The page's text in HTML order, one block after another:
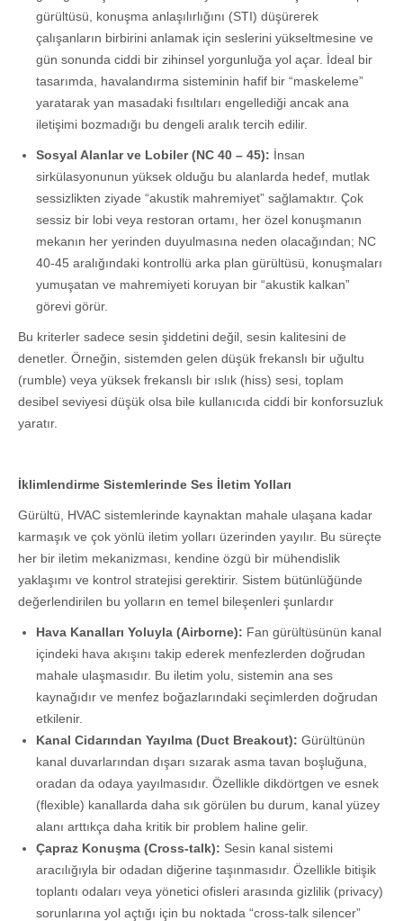
gürültüsü, konuşma anlaşılırlığını (STI) düşürerek
çalışanların birbirini anlamak için seslerini yükseltmesine ve
gün sonunda ciddi bir zihinsel yorgunluğa yol açar. İdeal bir
tasarımda, havalandırma sisteminin hafif bir “maskeleme”
yaratarak yan masadaki fısıltıları engellediği ancak ana
iletişimi bozmadığı bu dengeli aralık tercih edilir.
Sosyal Alanlar ve Lobiler (NC 40 – 45): İnsan
sirkülasyonunun yüksek olduğu bu alanlarda hedef, mutlak
sessizlikten ziyade “akustik mahremiyet” sağlamaktır. Çok
sessiz bir lobi veya restoran ortamı, her özel konuşmanın
mekanın her yerinden duyulmasına neden olacağından; NC
40-45 aralığındaki kontrollü arka plan gürültüsü, konuşmaları
yumuşatan ve mahremiyeti koruyan bir “akustik kalkan”
görevi görür.
Bu kriterler sadece sesin şiddetini değil, sesin kalitesini de
denetler. Örneğin, sistemden gelen düşük frekanslı bir uğultu
(rumble) veya yüksek frekanslı bir ıslık (hiss) sesi, toplam
desibel seviyesi düşük olsa bile kullanıcıda ciddi bir konforsuzluk
yaratır.
İklimlendirme Sistemlerinde Ses İletim Yolları
Gürültü, HVAC sistemlerinde kaynaktan mahale ulaşana kadar
karmaşık ve çok yönlü iletim yolları üzerinden yayılır. Bu süreçte
her bir iletim mekanizması, kendine özgü bir mühendislik
yaklaşımı ve kontrol stratejisi gerektirir. Sistem bütünlüğünde
değerlendirilen bu yolların en temel bileşenleri şunlardır
Hava Kanalları Yoluyla (Airborne): Fan gürültüsünün kanal
içindeki hava akışını takip ederek menfezlerden doğrudan
mahale ulaşmasıdır. Bu iletim yolu, sistemin ana ses
kaynağıdır ve menfez boğazlarındaki seçimlerden doğrudan
etkilenir.
Kanal Cidarından Yayılma (Duct Breakout): Gürültünün
kanal duvarlarından dışarı sızarak asma tavan boşluğuna,
oradan da odaya yayılmasıdır. Özellikle dikdörtgen ve esnek
(flexible) kanallarda daha sık görülen bu durum, kanal yüzey
alanı arttıkça daha kritik bir problem haline gelir.
Çapraz Konuşma (Cross-talk): Sesin kanal sistemi
aracılığıyla bir odadan diğerine taşınmasıdır. Özellikle bitişik
toplantı odaları veya yönetici ofisleri arasında gizlilik (privacy)
sorunlarına yol açtığı için bu noktada “cross-talk silencer”